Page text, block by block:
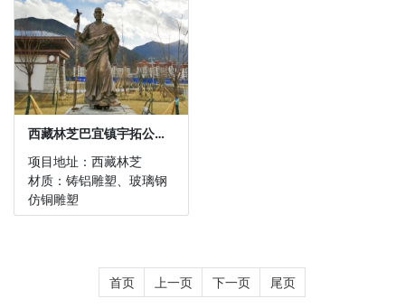
西藏林芝巴宜镇宇拓公园玻...
项目地址：西藏林芝
材质：铸铝雕塑、玻璃钢
仿铜雕塑
项目简介：西藏林芝巴宜
首页
上一页 下一页 尾页